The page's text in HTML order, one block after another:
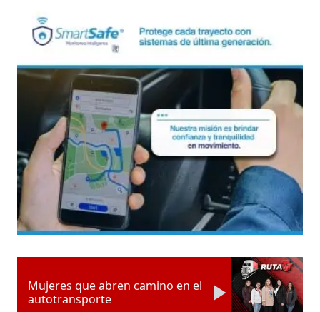
Mujeres que abren camino en el
autotransporte